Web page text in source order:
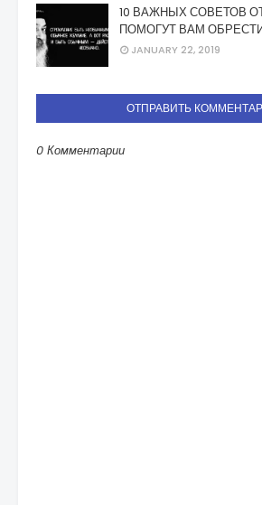
10 ВАЖНЫХ СОВЕТОВ
ПОМОГУТ ВАМ
JANUARY 22, 2019
ОТПРАВИТЬ
0 Комментарии